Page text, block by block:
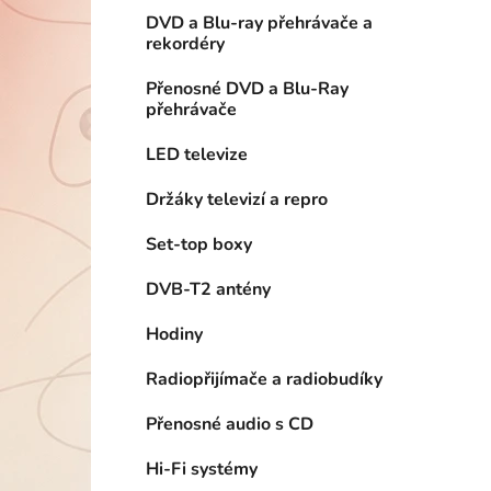
p
n
e
l
DVD a Blu-ray přehrávače a
rekordéry
Přenosné DVD a Blu-Ray
přehrávače
LED televize
Držáky televizí a repro
Set-top boxy
DVB-T2 antény
Hodiny
Radiopřijímače a radiobudíky
Přenosné audio s CD
Hi-Fi systémy